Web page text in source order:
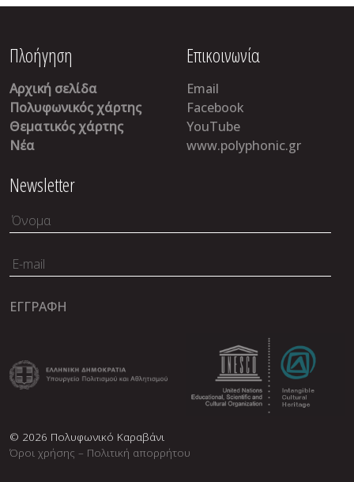
Πλοήγηση
Αρχική σελίδα
Πολυφωνικός χάρτης
Θεματικός χάρτης
Νέα
Επικοινωνία
Email
Facebook
YouTube
www.polyphonic.gr
Newsletter
© 2026 Πολυφωνικό Καραβάνι
Όροι χρήσης – Πολιτική απορρήτου